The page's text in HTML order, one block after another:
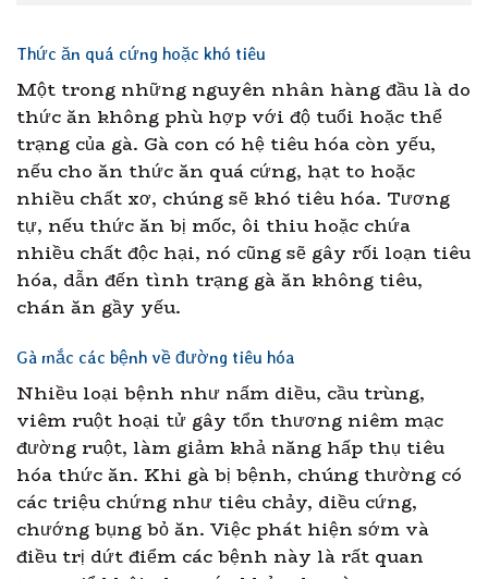
Thức ăn quá cứng hoặc khó tiêu
Một trong những nguyên nhân hàng đầu là do
thức ăn không phù hợp với độ tuổi hoặc thể
trạng của gà. Gà con có hệ tiêu hóa còn yếu,
nếu cho ăn thức ăn quá cứng, hạt to hoặc
nhiều chất xơ, chúng sẽ khó tiêu hóa. Tương
tự, nếu thức ăn bị mốc, ôi thiu hoặc chứa
nhiều chất độc hại, nó cũng sẽ gây rối loạn tiêu
hóa, dẫn đến tình trạng gà ăn không tiêu,
chán ăn gầy yếu.
Gà mắc các bệnh về đường tiêu hóa
Nhiều loại bệnh như nấm diều, cầu trùng,
viêm ruột hoại tử gây tổn thương niêm mạc
đường ruột, làm giảm khả năng hấp thụ tiêu
hóa thức ăn. Khi gà bị bệnh, chúng thường có
các triệu chứng như tiêu chảy, diều cứng,
chướng bụng bỏ ăn. Việc phát hiện sớm và
điều trị dứt điểm các bệnh này là rất quan